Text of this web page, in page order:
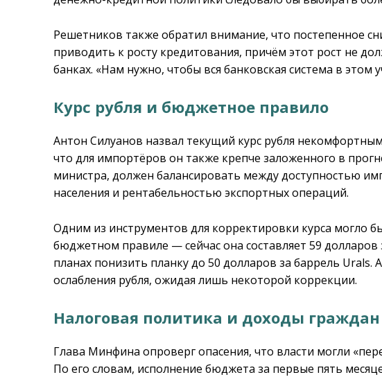
Решетников также обратил внимание, что постепенное
приводить к росту кредитования, причём этот рост не
банках. «Нам нужно, чтобы вся банковская система в этом
Курс рубля и бюджетное правило
Антон Силуанов назвал текущий курс рубля
что для импортёров он также крепче заложенного в
министра, должен балансировать между доступностью
населения и рентабельностью экспортных операций.
Одним из инструментов для корректировки курса могло
бюджетном правиле — сейчас она составляет 59 долларов
планах понизить планку до 50 долларов за баррель Urals.
ослабления рубля, ожидая лишь некоторой коррекции.
Налоговая политика и доходы граждан
Глава Минфина опроверг опасения, что власти могли
По его словам, исполнение бюджета за первые пять